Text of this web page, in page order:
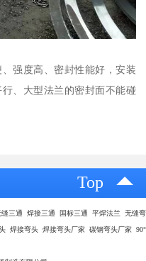
强度高、密封性能好，安装
、大型法兰的密封面不能碰
Top
三通 焊接三通 国标三通 平焊法兰 无缝弯
焊接弯头 焊接弯头厂家 碳钢弯头厂家 90°